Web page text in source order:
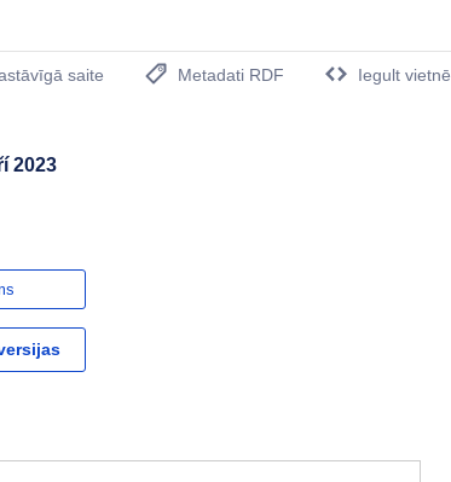
saite
Metadati RDF
Iegult vietnē
2023